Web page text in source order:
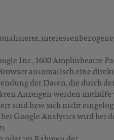
Inc., 1600 Amphitheatre
automatisch eine
der Daten, die durch
Anzeigen werden mithilfe
sind bzw. sich nicht
Google Analytics wird bei